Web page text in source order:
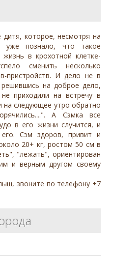
которое, несмотря на
уже познало, что такое
в крохотной клетке-
сменить несколько
пристройств. И дело не в
на доброе дело,
приходили на встречу в
на следующее утро обратно
А Сэмка все
в его жизни случится, и
Сэм здоров, привит и
20+ кг, ростом 50 см в
"лежать", ориентирован
и верным другом своему
звоните по телефону +7